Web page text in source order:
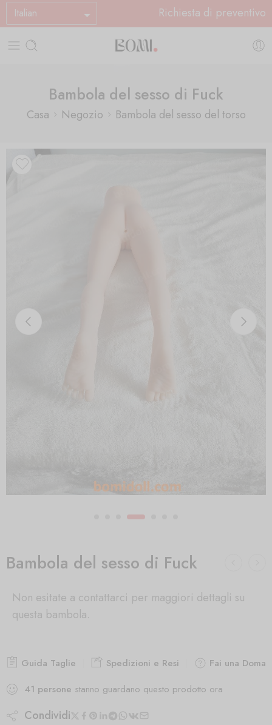
Italian Richiesta di preventivo
Bambola del sesso di Fuck
Casa Negozio Bambola del sesso del torso
Bambola del sesso di Fuck
Non esitate a contattarci per maggiori dettagli su
questa bambola.
Guida Taglie Spedizioni e Resi
Fai una
41 persone stanno guardano questo prodotto ora
Condividi